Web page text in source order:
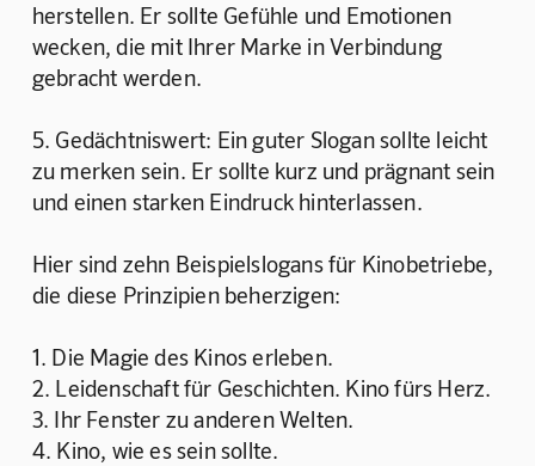
herstellen. Er sollte Gefühle und Emotionen
wecken, die mit Ihrer Marke in Verbindung
gebracht werden.
5. Gedächtniswert: Ein guter Slogan sollte leicht
zu merken sein. Er sollte kurz und prägnant sein
und einen starken Eindruck hinterlassen.
Hier sind zehn Beispielslogans für Kinobetriebe,
die diese Prinzipien beherzigen:
1. Die Magie des Kinos erleben.
2. Leidenschaft für Geschichten. Kino fürs Herz.
3. Ihr Fenster zu anderen Welten.
4. Kino, wie es sein sollte.